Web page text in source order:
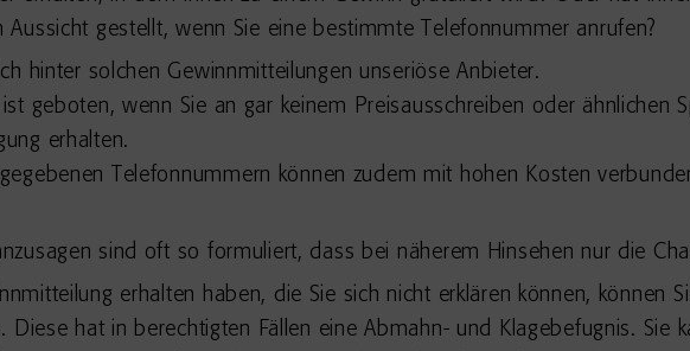
Aussicht gestellt, wenn Sie eine bestimmte Telefonnummer anrufen?
hinter solchen Gewinnmitteilungen unseriöse Anbieter.
geboten, wenn Sie an gar keinem Preisausschreiben oder ähnlichen
erhalten.
Telefonnummern können zudem mit hohen Kosten
sind oft so formuliert, dass bei näherem Hinsehen nur die
erhalten haben, die Sie sich nicht erklären können, können
Diese hat in berechtigten Fällen eine Abmahn- und Klagebefugnis. Sie